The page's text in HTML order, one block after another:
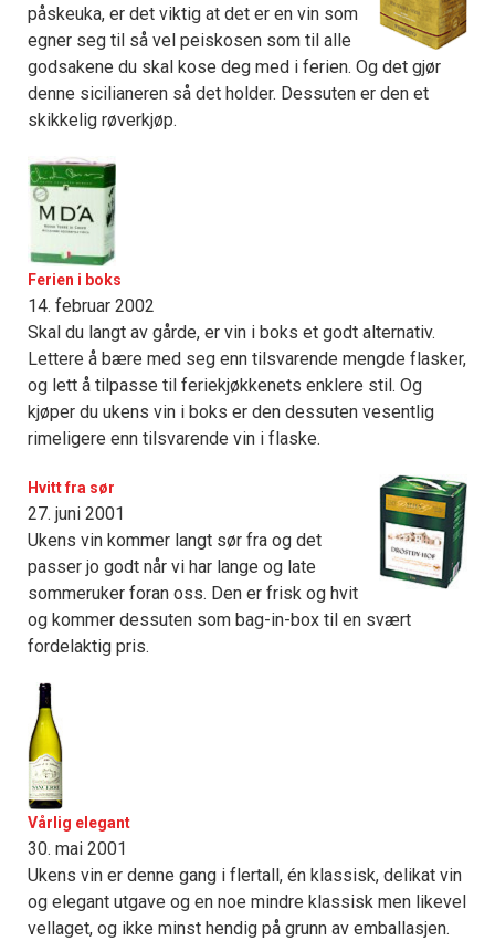
påskeuka, er det viktig at det er en vin som
egner seg til så vel peiskosen som til alle
godsakene du skal kose deg med i ferien. Og det gjør
denne sicilianeren så det holder. Dessuten er den et
skikkelig røverkjøp.
Ferien i boks
14. februar 2002
Skal du langt av gårde, er vin i boks et godt alternativ.
Lettere å bære med seg enn tilsvarende mengde flasker,
og lett å tilpasse til feriekjøkkenets enklere stil. Og
kjøper du ukens vin i boks er den dessuten vesentlig
rimeligere enn tilsvarende vin i flaske.
Hvitt fra sør
27. juni 2001
Ukens vin kommer langt sør fra og det
passer jo godt når vi har lange og late
sommeruker foran oss. Den er frisk og hvit
og kommer dessuten som bag-in-box til en svært
fordelaktig pris.
Vårlig elegant
30. mai 2001
Ukens vin er denne gang i flertall, én klassisk, delikat vin
og elegant utgave og en noe mindre klassisk men likevel
vellaget, og ikke minst hendig på grunn av emballasjen.